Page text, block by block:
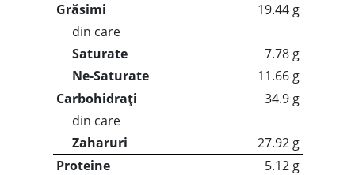
Grăsimi
19.44 g
din care
Saturate
7.78 g
Ne-Saturate
11.66 g
Carbohidrați
34.9 g
din care
Zaharuri
27.92 g
Proteine
5.12 g